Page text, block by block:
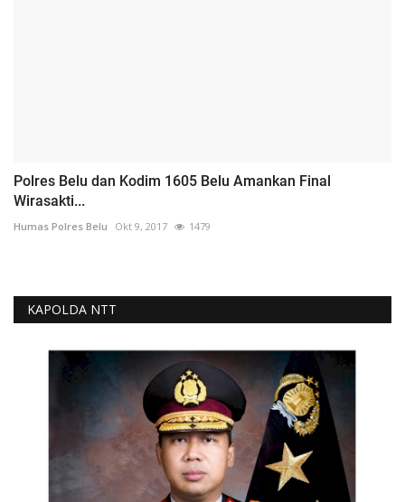
Polres Belu dan Kodim 1605 Belu Amankan Final
Wirasakti...
Humas Polres Belu Okt 9, 2017 1479
KAPOLDA NTT